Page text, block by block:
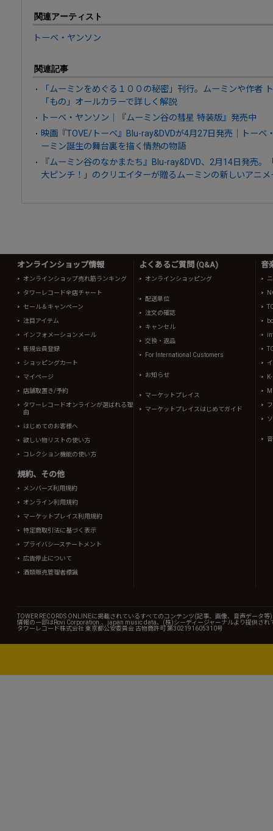
関連アーティスト
トーベ・ヤンソン
関連記事
「ムーミンをめぐる１００の秘密」刊行。ムーミンや作者
「もの」オールカラーで詳しく解説
トーベ・ヤンソン｜『ムーミン谷の彗星 特装版』発売中
映画『TOVE/トーベ』Blu-ray&DVDが4月27日発売｜トーベ
ーミン誕生の舞台裏を描く情熱の物語
『ムーミン谷のなかまたち』Blu-ray&DVD、2月14日発売
大ピンチ！」のクリエイターが贈るムーミンの新しいアニメ
オンラインショップ情報
オンラインショップ売れ筋ランキング
タワーレコード全店チャート
セール＆キャンペーン
注目アイテム
インフォメーションメール
新規会員登録
ショッピングカート
マイページ
店舗取置き/予約
タワーレコードオンラインが選ばれる理
由
はじめてのお客様へ
欲しい物リストの使い方
コレクション機能の使い方
規約、その他
メンバーズ利用規約
オンライン利用規約
マーケットプレイス利用規約
特定商取引法に基づく表示
プライバシーステートメント
広告停止について
酒類販売管理者標識
よくあるご質問 (Q&A)
オンラインショッピング
配送単位
注文の確認
キャンセル
交換・返品
For International Customers
お知らせ
マーケットプレイス
マーケットプレイスはじめてガイド
音
TOWER RECORDS ONLINEに掲載されているすべてのコンテンツ(記事、画像、音声デー
情報の一部はRovi Corporation.、japan music data、(株)シーディージャーナルより提供され
タワーレコード株式会社 東京都公安委員会 古物商許可 第302191605310号